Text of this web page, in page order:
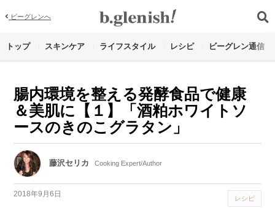
ビーグレンへ
トップ スキンケア ライフスタイル レシピ ビーグレン通信
腸内環境を整える発酵食品で健康
＆美肌に【１】「酒粕ホワイトソ
ースのきのこグラタン」
藤沢セリカ Cooking Expert/Author
2018年9月6日 レシピ